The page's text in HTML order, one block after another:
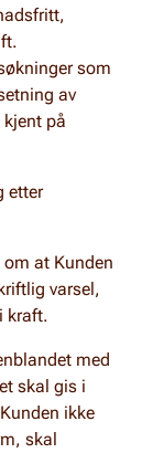
som
av
på
etter
at Kunden
varsel,
kraft.
med
skal gis i
ikke
skal